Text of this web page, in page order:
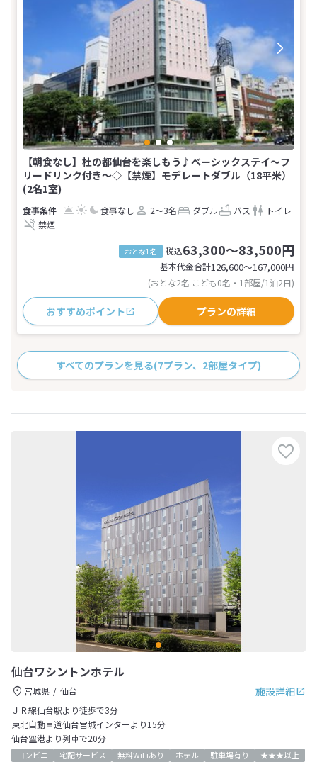
【朝食なし】杜の都仙台を楽しもう♪ベーシックステイ〜フ
リードリンク付き〜◇【禁煙】モデレートダブル（18平米）
(2名1室)
食事なし 2～3名 ダブル バス
トイレ
禁煙
おとな1名 税込63,300～83,500円
基本代金合計126,600〜167,000円
(おとな2名 こども0名・1部屋/1泊2日)
おすすめポイント プランの詳細
すべてのプランを見る(7プラン、2部屋タイプ)
仙台ワシントンホテル
施設詳細
宮城県
仙台
ＪＲ線仙台駅より徒歩で3分
東北自動車道仙台宮城インターより15分
仙台空港より列車で20分
コンビニ 宅配サービス 無料WiFiあり ホテル 駐車場有り
★★★以上